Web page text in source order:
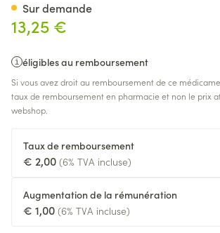
13,25 €
éligibles au remboursement
Si vous avez droit au remboursement de ce
taux de remboursement en pharmacie et non le prix
webshop.
Taux de remboursement
€ 2,00 (6% TVA incluse)
Augmentation de la rémunération
€ 1,00 (6% TVA incluse)
Sur demande